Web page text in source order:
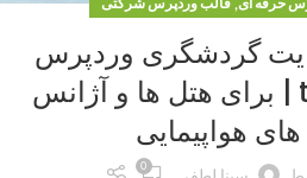
گردشگری وردپرس
travelo | برای هتل ها و آژانس
های هواپیمایی
0